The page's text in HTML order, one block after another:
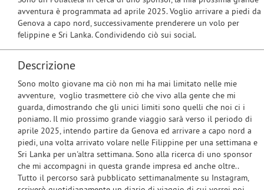
avventura è programmata ad aprile 2025. Voglio arrivare a piedi da
Genova a capo nord, successivamente prenderere un volo per
felippine e Sri Lanka. Condividendo ciò sui social.
Descrizione
Sono molto giovane ma ciò non mi ha mai limitato nelle mie
avventure, voglio trasmettere ciò che vivo alla gente che mi
guarda, dimostrando che gli unici limiti sono quelli che noi ci i
poniamo. Il mio prossimo grande viaggio sarà verso il periodo di
aprile 2025, intendo partire da Genova ed arrivare a capo nord a
piedi, una volta arrivato volare nelle Filippine per una settimana e
Sri Lanka per un'altra settimana. Sono alla ricerca di uno sponsor
che mi accompagni in questa grande impresa ed anche oltre..
Tutto il percorso sarà pubblicato settimanalmente su Instagram,